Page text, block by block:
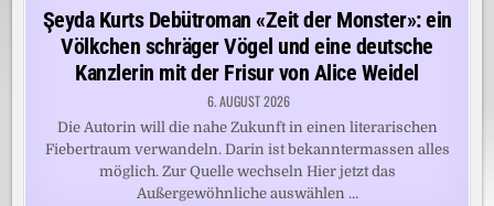
in
Şeyda Kurts Debütroman «Zeit der Monster»: ein
Völkchen schräger Vögel und eine deutsche
Kanzlerin mit der Frisur von Alice Weidel
6. AUGUST 2026
Die Autorin will die nahe Zukunft in einen literarischen
Fiebertraum verwandeln. Darin ist bekanntermassen alles
möglich. Zur Quelle wechseln Hier jetzt das
Außergewöhnliche auswählen …